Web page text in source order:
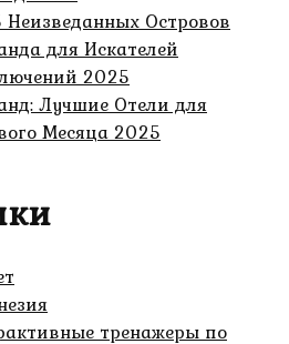
Неизведанных Островов
для Искателей
2025
Лучшие Отели для
Месяца 2025
тренажеры по